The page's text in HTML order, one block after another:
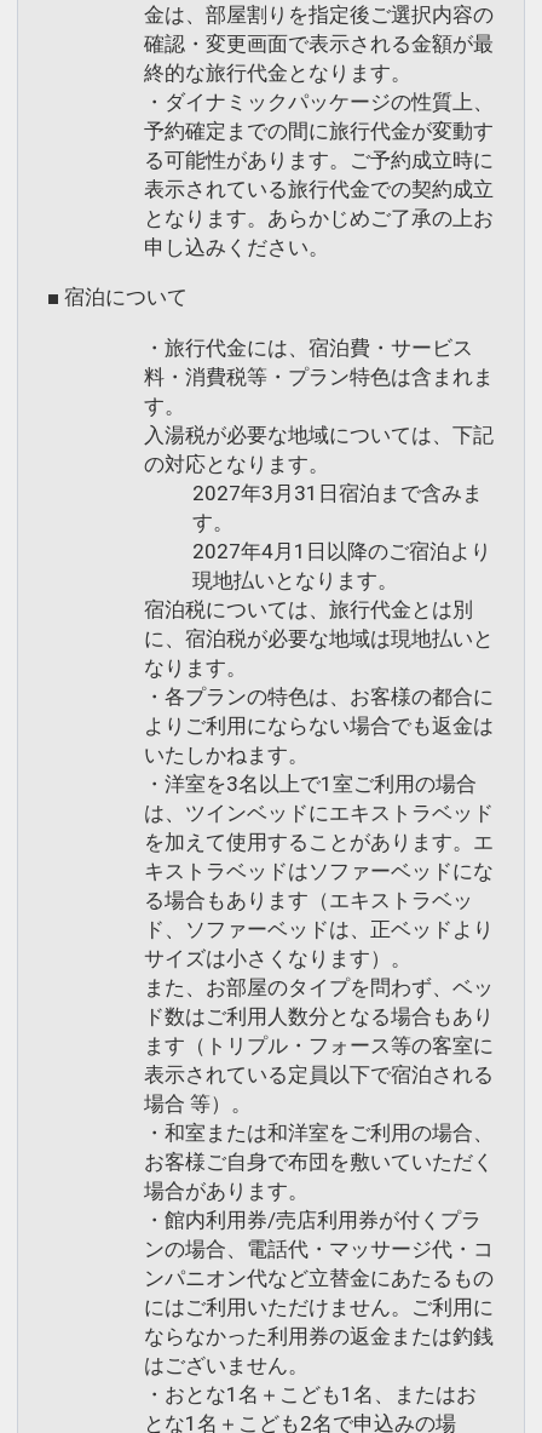
インターネットコース番号：DP-1-
17421645
金は、部屋割りを指定後ご選択内容の
確認・変更画面で表示される金額が最
終的な旅行代金となります。
・ダイナミックパッケージの性質上、
予約確定までの間に旅行代金が変動す
る可能性があります。ご予約成立時に
表示されている旅行代金での契約成立
となります。あらかじめご了承の上お
申し込みください。
■ 宿泊について
・旅行代金には、宿泊費・サービス
料・消費税等・プラン特色は含まれま
す。
入湯税が必要な地域については、下記
の対応となります。
2027年3月31日宿泊まで含みま
す。
2027年4月1日以降のご宿泊より
現地払いとなります。
宿泊税については、旅行代金とは別
に、宿泊税が必要な地域は現地払いと
なります。
・各プランの特色は、お客様の都合に
よりご利用にならない場合でも返金は
いたしかねます。
・洋室を3名以上で1室ご利用の場合
は、ツインベッドにエキストラベッド
を加えて使用することがあります。エ
キストラベッドはソファーベッドにな
る場合もあります（エキストラベッ
ド、ソファーベッドは、正ベッドより
サイズは小さくなります）。
また、お部屋のタイプを問わず、ベッ
ド数はご利用人数分となる場合もあり
ます（トリプル・フォース等の客室に
表示されている定員以下で宿泊される
場合 等）。
・和室または和洋室をご利用の場合、
お客様ご自身で布団を敷いていただく
場合があります。
・館内利用券/売店利用券が付くプラ
ンの場合、電話代・マッサージ代・コ
ンパニオン代など立替金にあたるもの
にはご利用いただけません。ご利用に
ならなかった利用券の返金または釣銭
はございません。
・おとな1名＋こども1名、またはお
とな1名＋こども2名で申込みの場